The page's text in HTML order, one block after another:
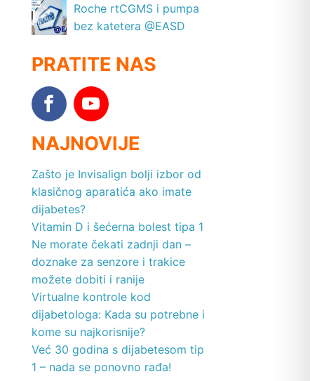
Roche rtCGMS i pumpa
bez katetera @EASD
PRATITE NAS
NAJNOVIJE
Zašto je Invisalign bolji izbor od
klasičnog aparatića ako imate
dijabetes?
Vitamin D i šećerna bolest tipa 1
Ne morate čekati zadnji dan –
doznake za senzore i trakice
možete dobiti i ranije
Virtualne kontrole kod
dijabetologa: Kada su potrebne i
kome su najkorisnije?
Već 30 godina s dijabetesom tip
1 – nada se ponovno rađa!